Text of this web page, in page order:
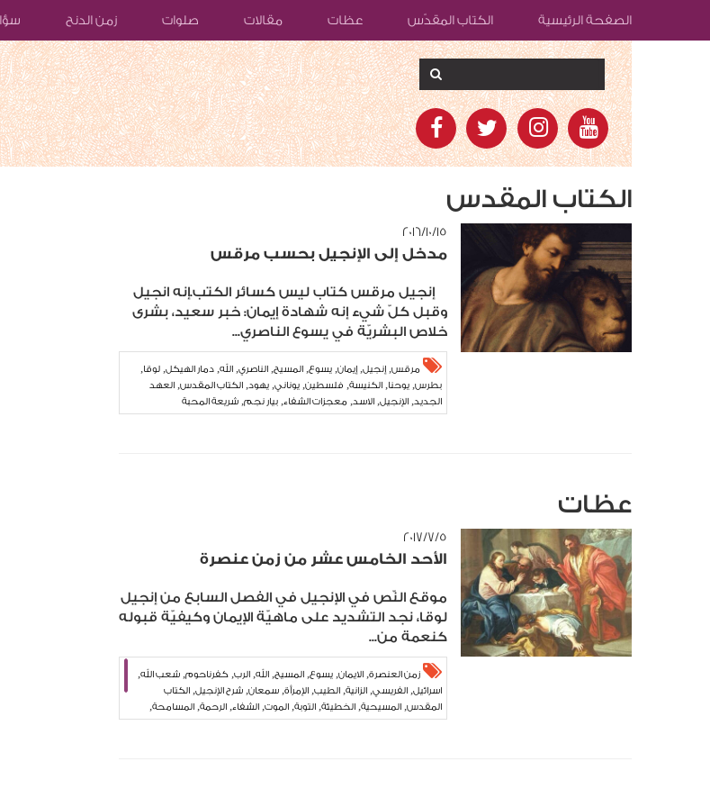
الصفحة الرئيسية الكتاب المقدّس عظات مقالات صلوات زمن الدنح
الكتاب المقدس
١٥‏/١٠‏/٢٠١٦
مدخل إلى الإنجيل بحسب مرقس
إنجيل مرقس كتاب ليس كسائر الكتب.إنه انجيل
وقبل كلّ شيء إنه شهادة إيمان: خبر سعيد، بشرى
خلاص البشريّة في يسوع الناصري...
مرقس, إنجيل, إيمان, يسوع, المسيح, الناصري, الله, دمار الهيكل, لوقا,
بطرس, يوحنا, الكنيسة, فلسطين, يوناني, يهود, الكتاب المقدس, العهد
الجديد, الإنجيل, الاسد, معجزات الشفاء, بيار نجم, شريعة المحبة
عظات
٥‏/٧‏/٢٠١٧
الأحد الخامس عشر من زمن عنصرة
موقع النّص في الإنجيل في الفصل السابع من إنجيل
لوقا، نجد التشديد على ماهيّة الإيمان وكيفيّة قبوله
كنعمة من...
زمن العنصرة, الايمان, يسوع, المسيح, الله, الرب, كفرناحوم, شعب الله,
اسرائيل, الفريسي, الزانية, الطيب, الإمرأة, سمعان, شرح الإنجيل, الكتاب
المقدس, المسيحية, الخطيئة, التوبة, الموت, الشفاء, الرحمة, المسامحة,
كبرياء,بيار نجم,شريعة المحبة